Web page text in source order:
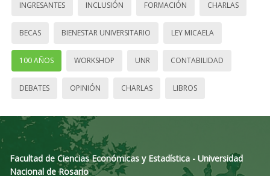
INGRESANTES INCLUSIÓN FORMACIÓN CHARLAS
BECAS BIENESTAR UNIVERSITARIO LEY MICAELA
100 AÑOS WORKSHOP UNR CONTABILIDAD
DEBATES OPINIÓN CHARLAS LIBROS
Facultad de Ciencias Económicas y Estadística - Universidad
Nacional de Rosario